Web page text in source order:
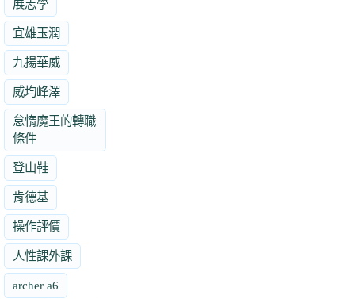
展志學
宜雄玉潤
九揚華威
威均峰澤
怠惰魔王的轉職
條件
登山鞋
肯德基
操作評價
人性課外課
archer a6